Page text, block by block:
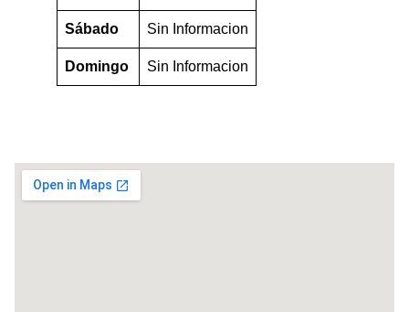
Sábado Sin Informacion
Domingo Sin Informacion